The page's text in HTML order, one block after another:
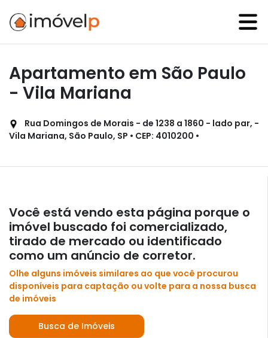
Apartamento em São Paulo
- Vila Mariana
Rua Domingos de Morais - de 1238 a 1860 - lado par, -
Vila Mariana, São Paulo, SP • CEP: 4010200 •
Você está vendo esta página porque o
imóvel buscado foi comercializado,
tirado de mercado ou identificado
como um anúncio de corretor.
Olhe alguns imóveis similares ao que você procurou
disponíveis para captação ou volte para a nossa busca
de imóveis
Busca de Imóveis